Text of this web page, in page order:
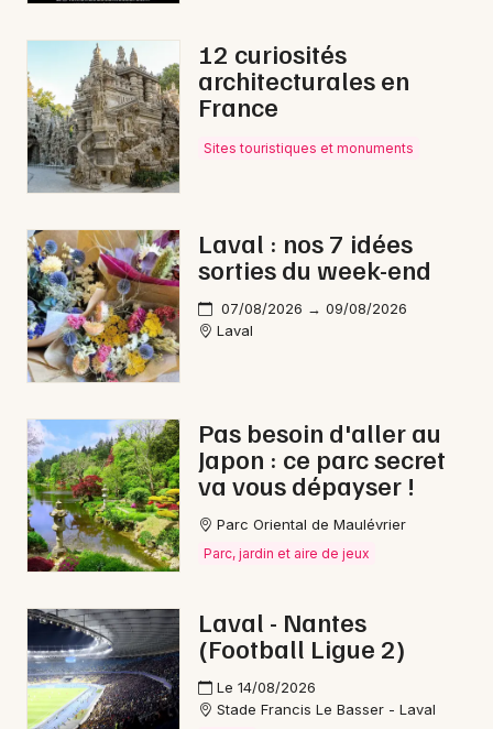
Sorties & loisirs
Opéra en Mayenne
Opéra dans les Pays de la Loire
Newsletter des sorties
Artistes en tournée
Actus à Château-Gontier-sur-Mayenne
Magazine à Château-Gontier-sur-Mayenne
12 curiosités
architecturales en
France
Sites touristiques et monuments
Laval : nos 7 idées
sorties du week-end
07/08/2026 → 09/08/2026
Laval
Pas besoin d'aller au
Japon : ce parc secret
va vous dépayser !
Parc Oriental de Maulévrier
Parc, jardin et aire de jeux
Laval - Nantes
(Football Ligue 2)
Le 14/08/2026
Stade Francis Le Basser - Laval